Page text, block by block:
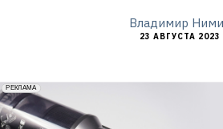
Владимир
23 АВГУСТА 2023
erid: 2VfnxxmNzs5
РЕКЛАМА